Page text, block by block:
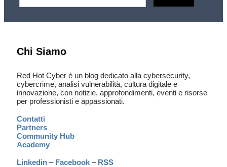
Chi Siamo
Red Hot Cyber è un blog dedicato alla cybersecurity,
cybercrime, analisi vulnerabilità, cultura digitale e
innovazione, con notizie, approfondimenti, eventi e risorse
per professionisti e appassionati.
Contatti
Partners
Community Hub
Academy
Linkedin – Facebook – RSS